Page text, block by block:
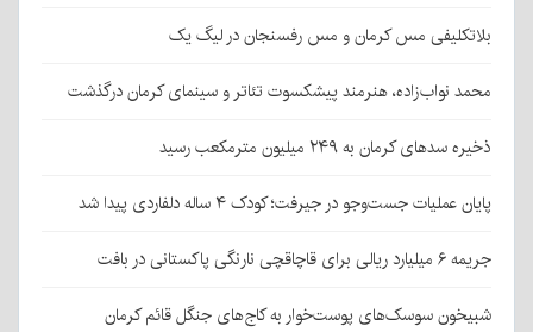
بلاتکلیفی مس کرمان و مس رفسنجان در لیگ یک
محمد نواب‌زاده، هنرمند پیشکسوت تئاتر و سینمای کرمان درگذشت
ذخیره سدهای کرمان به ۲۴۹ میلیون مترمکعب رسید
پایان عملیات جست‌وجو در جیرفت؛ کودک ۴ ساله دلفاردی پیدا شد
جریمه ۶ میلیارد ریالی برای قاچاقچی نارنگی پاکستانی در بافت
شبیخون سوسک‌های پوست‌خوار به کاج‌های جنگل قائم کرمان